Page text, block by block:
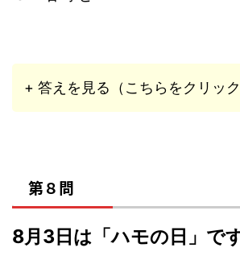
+ 答えを見る（こちらをクリック
第８問
8月3日は「ハモの日」です